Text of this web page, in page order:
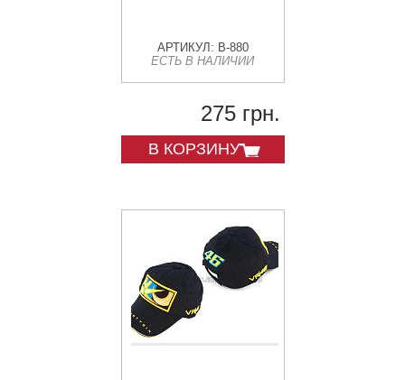
АРТИКУЛ: B-880
ЕСТЬ В НАЛИЧИИ
275 грн.
В КОРЗИНУ